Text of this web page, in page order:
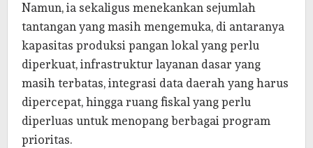
Namun, ia sekaligus menekankan sejumlah
tantangan yang masih mengemuka, di antaranya
kapasitas produksi pangan lokal yang perlu
diperkuat, infrastruktur layanan dasar yang
masih terbatas, integrasi data daerah yang harus
dipercepat, hingga ruang fiskal yang perlu
diperluas untuk menopang berbagai program
prioritas.